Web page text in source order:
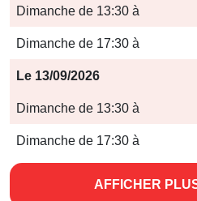
Dimanche de 13:30 à
Dimanche de 17:30 à
Le 13/09/2026
Dimanche de 13:30 à
Dimanche de 17:30 à
AFFICHER